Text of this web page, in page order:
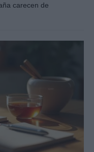
carecen de